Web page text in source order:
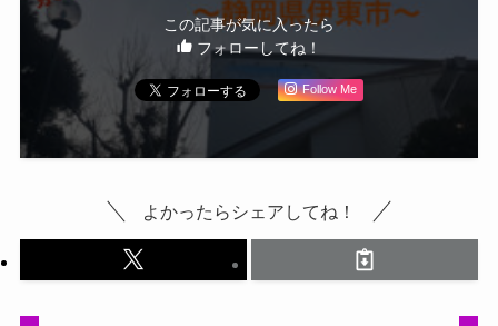
この記事が気に入ったら
フォローしてね！
Follow Me
よかったらシェアしてね！